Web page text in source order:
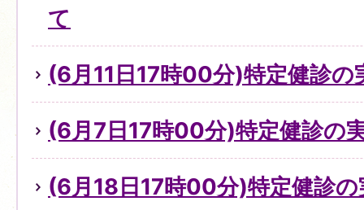
て
(6月11日17時00分)特定健診の
(6月7日17時00分)特定健診の
(6月18日17時00分)特定健診